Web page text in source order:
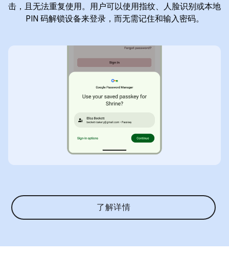
击，且无法重复使用。用户可以使用指纹、人脸识别或本地
PIN 码解锁设备来登录，而无需记住和输入密码。
了解详情